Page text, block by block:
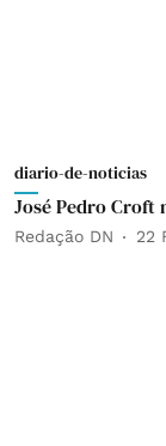
diario-de-noticias
José Pedro Croft
Redação DN 22